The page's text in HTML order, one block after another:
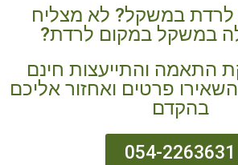
במשקל? לא מצליח
במשקל במקום לרדת?
התאמה והתייעצות חינם
השאירו פרטים ואחזור אליכם
בהקדם
054-2263631